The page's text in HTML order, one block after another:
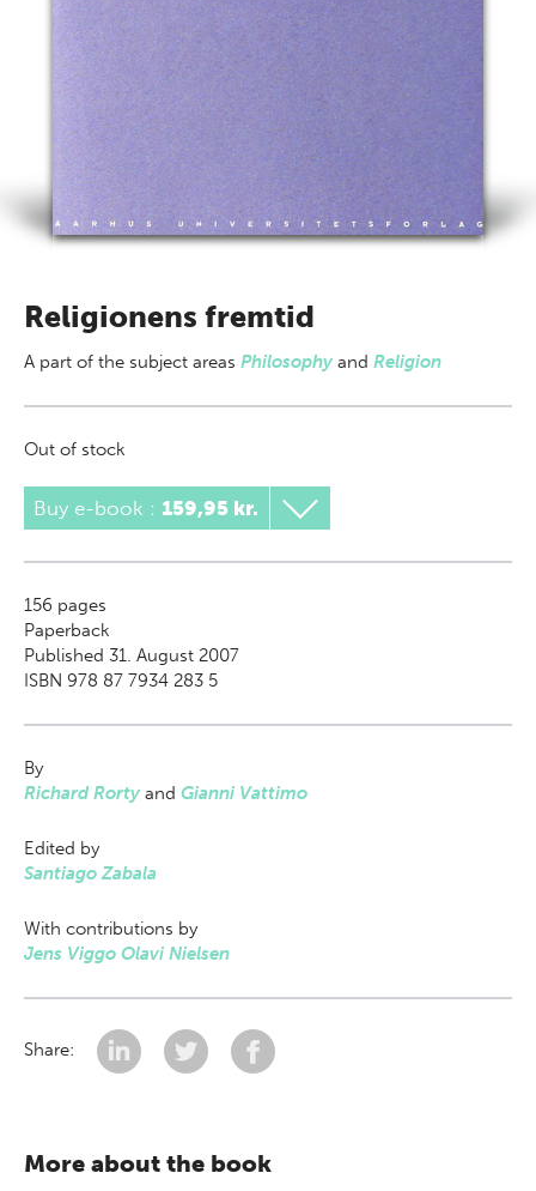
Religionens fremtid
A part of the subject areas Philosophy and Religion
Out of stock
Buy e-book : 159,95 kr.
156 pages
Paperback
Published 31. August 2007
ISBN 978 87 7934 283 5
By
Richard Rorty and Gianni Vattimo
Edited by
Santiago Zabala
With contributions by
Jens Viggo Olavi Nielsen
Share:
More about the book